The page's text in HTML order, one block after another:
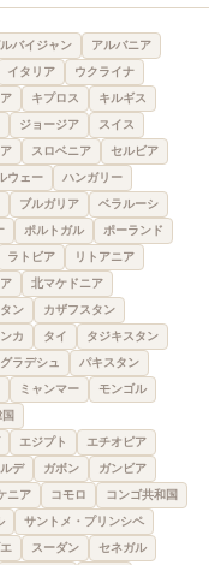
バイジャン
アルバニア
イタリア
ウクライナ
キプロス
キルギス
ジョージア
スイス
スロベニア
セルビア
ウェー
ハンガリー
ブルガリア
ベラルーシ
ポルトガル
ポーランド
ラトビア
リトアニア
北マケドニア
ン
カザフスタン
カ タイ
タジキスタン
ラデシュ
パキスタン
ミャンマー
モンゴル
国
エジプト
エチオピア
デ ガボン
ガンビア
ニア コモロ
コンゴ共和国
サントメ・プリンシペ
スーダン
セネガル